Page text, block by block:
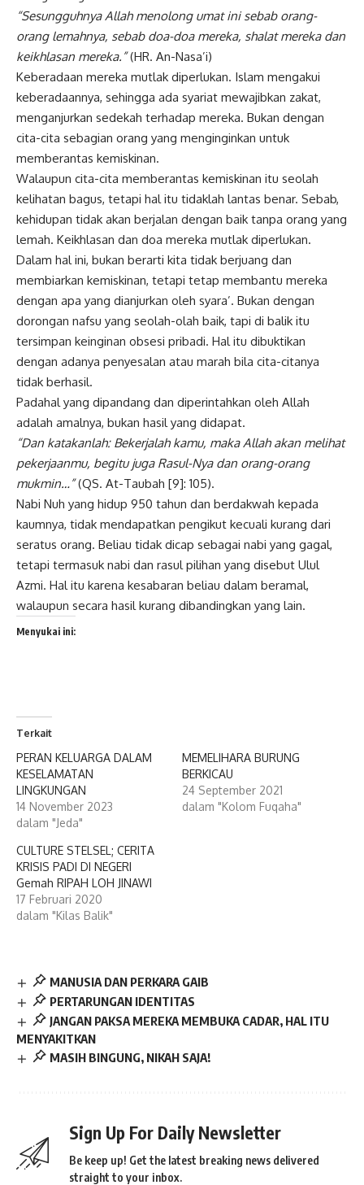
“Sesungguhnya Allah menolong umat ini sebab orang-
orang lemahnya, sebab doa-doa mereka, shalat mereka dan
keikhlasan mereka.”(HR. An-Nasa’i)
Keberadaan mereka mutlak diperlukan. Islam mengakui
keberadaannya, sehingga ada syariat mewajibkan zakat,
menganjurkan sedekah terhadap mereka. Bukan dengan
cita-cita sebagian orang yang menginginkan untuk
memberantas kemiskinan.
Walaupun cita-cita memberantas kemiskinan itu seolah
kelihatan bagus, tetapi hal itu tidaklah lantas benar. Sebab,
kehidupan tidak akan berjalan dengan baik tanpa orang yang
lemah. Keikhlasan dan doa mereka mutlak diperlukan.
Dalam hal ini, bukan berarti kita tidak berjuang dan
membiarkan kemiskinan, tetapi tetap membantu mereka
dengan apa yang dianjurkan oleh syara’. Bukan dengan
dorongan nafsu yang seolah-olah baik, tapi di balik itu
tersimpan keinginan obsesi pribadi. Hal itu dibuktikan
dengan adanya penyesalan atau marah bila cita-citanya
tidak berhasil.
Padahal yang dipandang dan diperintahkan oleh Allah
adalah amalnya, bukan hasil yang didapat.
“Dan katakanlah: Bekerjalah kamu, maka Allah akan melihat
pekerjaanmu, begitu juga Rasul-Nya dan orang-orang
mukmin…”(QS. At-Taubah [9]: 105).
Nabi Nuh yang hidup 950 tahun dan berdakwah kepada
kaumnya, tidak mendapatkan pengikut kecuali kurang dari
seratus orang. Beliau tidak dicap sebagai nabi yang gagal,
tetapi termasuk nabi dan rasul pilihan yang disebut Ulul
Azmi. Hal itu karena kesabaran beliau dalam beramal,
walaupun secara hasil kurang dibandingkan yang lain.
Menyukai ini:
Terkait
PERAN KELUARGA DALAM
KESELAMATAN
LINGKUNGAN
14 November 2023
dalam "Jeda"
MEMELIHARA BURUNG
BERKICAU
24 September 2021
dalam "Kolom Fuqaha"
CULTURE STELSEL; CERITA
KRISIS PADI DI NEGERI
Gemah RIPAH LOH JINAWI
17 Februari 2020
dalam "Kilas Balik"
MANUSIA DAN PERKARA GAIB
PERTARUNGAN IDENTITAS
JANGAN PAKSA MEREKA MEMBUKA CADAR, HAL ITU
MENYAKITKAN
MASIH BINGUNG, NIKAH SAJA!
Sign Up For Daily Newsletter
Be keep up! Get the latest breaking news delivered
straight to your inbox.